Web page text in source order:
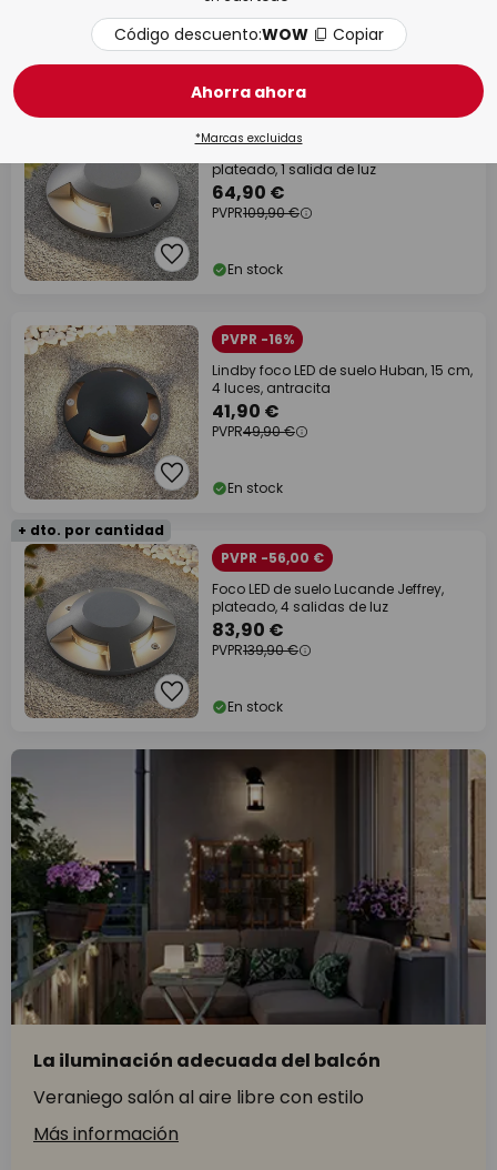
En stock
PVPR -45,00 €
plateado, 1 salida de luz
64,90 €
PVPR109,90 €
En stock
PVPR -16%
Lindby foco LED de suelo Huban, 15 cm,
4 luces, antracita
41,90 €
PVPR49,90 €
En stock
+ dto. por cantidad
PVPR -56,00 €
Foco LED de suelo Lucande Jeffrey,
plateado, 4 salidas de luz
83,90 €
PVPR139,90 €
En stock
La iluminación adecuada del balcón
Veraniego salón al aire libre con estilo
Más información
Código descuento:WOW Copiar
Ahorra ahora
*Marcas excluidas